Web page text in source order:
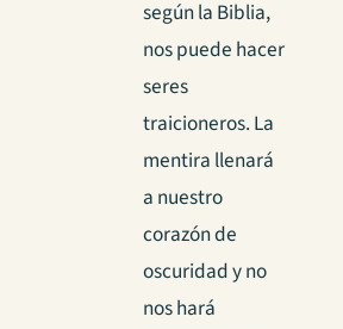
según la Biblia,
nos puede hacer
seres
traicioneros. La
mentira llenará
a nuestro
corazón de
oscuridad y no
nos hará